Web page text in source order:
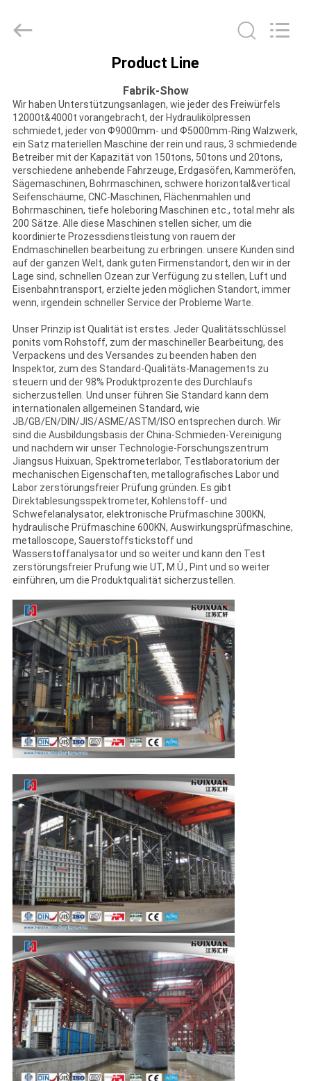
PRODUKTE
VIDEOS
ÜBER
UNS
FABRIK-
AUSFLUG
QUALITÄTSKONTROLLE
SITEMAP
PRIVACY
POLICY
ENERGY
EQUIPMENT
Product Line
Fabrik-Show
Wir haben Unterstützungsanlagen, wie jeder des Freiwürfels
12000t&4000t vorangebracht, der Hydraulikölpressen
schmiedet, jeder von Ф9000mm- und Ф5000mm-Ring Walzwerk,
ein Satz materiellen Maschine der rein und raus, 3 schmiedende
Betreiber mit der Kapazität von 150tons, 50tons und 20tons,
verschiedene anhebende Fahrzeuge, Erdgasöfen, Kammeröfen,
Sägemaschinen, Bohrmaschinen, schwere horizontal&vertical
Seifenschäume, CNC-Maschinen, Flächenmahlen und
Bohrmaschinen, tiefe holeboring Maschinen etc., total mehr als
200 Sätze. Alle diese Maschinen stellen sicher, um die
koordinierte Prozessdienstleistung von rauem der
Endmaschinellen bearbeitung zu erbringen. unsere Kunden sind
auf der ganzen Welt, dank guten Firmenstandort, den wir in der
Lage sind, schnellen Ozean zur Verfügung zu stellen, Luft und
Eisenbahntransport, erzielte jeden möglichen Standort, immer
wenn, irgendein schneller Service der Probleme Warte.
Unser Prinzip ist Qualität ist erstes. Jeder Qualitätsschlüssel
ponits vom Rohstoff, zum der maschineller Bearbeitung, des
Verpackens und des Versandes zu beenden haben den
Inspektor, zum des Standard-Qualitäts-Managements zu
steuern und der 98% Produktprozente des Durchlaufs
sicherzustellen. Und unser führen Sie Standard kann dem
internationalen allgemeinen Standard, wie
JB/GB/EN/DIN/JIS/ASME/ASTM/ISO entsprechen durch. Wir
sind die Ausbildungsbasis der China-Schmieden-Vereinigung
und nachdem wir unser Technologie-Forschungszentrum
Jiangsus Huixuan, Spektrometerlabor, Testlaboratorium der
mechanischen Eigenschaften, metallografisches Labor und
Labor zerstörungsfreier Prüfung gründen. Es gibt
Direktablesungsspektrometer, Kohlenstoff- und
Schwefelanalysator, elektronische Prüfmaschine 300KN,
hydraulische Prüfmaschine 600KN, Auswirkungsprüfmaschine,
metalloscope, Sauerstoffstickstoff und
Wasserstoffanalysator und so weiter und kann den Test
zerstörungsfreier Prüfung wie UT, M.Ü., Pint und so weiter
einführen, um die Produktqualität sicherzustellen.